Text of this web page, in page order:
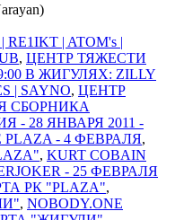
| ATOM's |
, ЦЕНТР ТЯЖЕСТИ
В ЖИГУЛЯХ: ZILLY
| SAYNO, ЦЕНТР
СБОРНИКА
28 ЯНВАРЯ 2011 -
PLAZA - 4 ФЕВРАЛЯ,
, KURT COBAIN
- 25 ФЕВРАЛЯ
РК "PLAZA",
, NOBODY.ONE